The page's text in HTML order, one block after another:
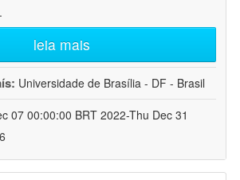
leia mais
Universidade de Brasília - DF - Brasil
07 00:00:00 BRT 2022-Thu Dec 31